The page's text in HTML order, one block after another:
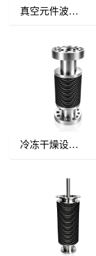
真空元件波纹管ii型
冷冻干燥设备用焊接波纹管